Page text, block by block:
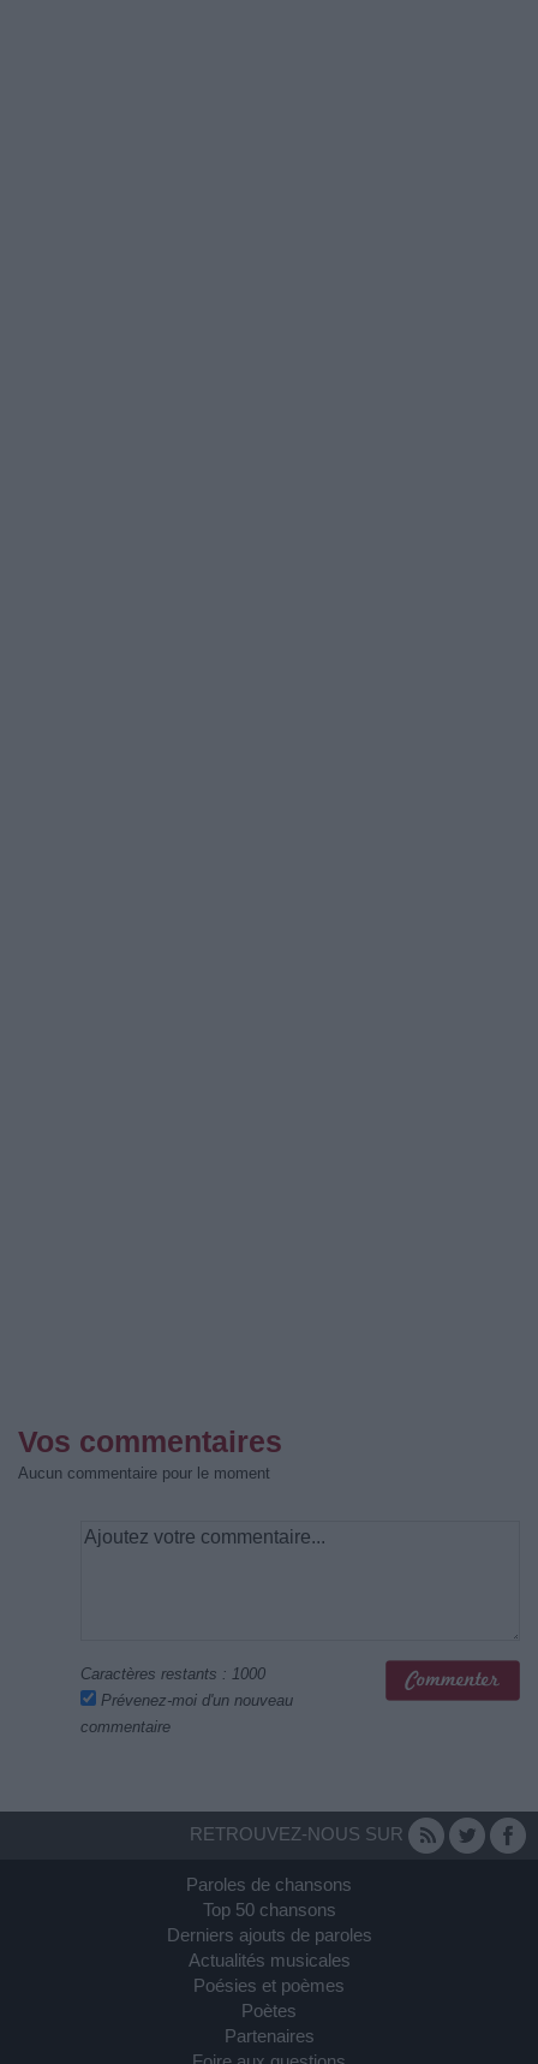
Vos commentaires
Aucun commentaire pour le moment
Caractères restants : 1000
Prévenez-moi d'un nouveau
commentaire
RETROUVEZ-NOUS SUR
Paroles de chansons
Top 50 chansons
Derniers ajouts de paroles
Actualités musicales
Poésies et poèmes
Poètes
Partenaires